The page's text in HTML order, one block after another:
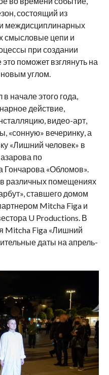
состоящий из
междисциплинарных
смысловые цепи и
при создании
поможет взглянуть на
углом.
начале этого года,
действие,
видео-арт,
«сонную» вечеринку, а
«Лишний человек» в
по
Гончарова «Обломов».
различных помещениях
ставшего домом
Mitcha Figa и
U Productions. В
Mitcha Figa «Лишний
даты на апрель-